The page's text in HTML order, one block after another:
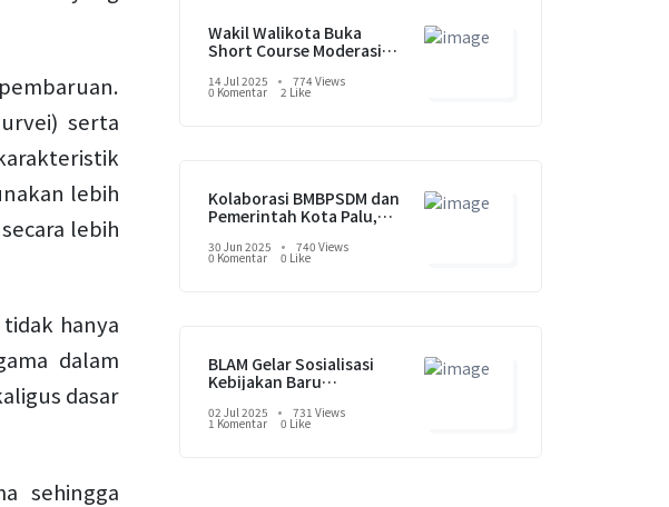
serta
lebih
lebih
hanya
dalam
dasar
sehingga
Wakil Walikota Buka
Short Course Moderasi
Karakter Moderat Gen Z di
Palu
14 Jul 2025 774 Views
0 Komentar 2 Like
Kolaborasi BMBPSDM dan
Pemerintah Kota Palu,
Berbasis Data
30 Jun 2025 740 Views
0 Komentar 0 Like
BLAM Gelar Sosialisasi
Kebijakan Baru
Integritas
02 Jul 2025 731 Views
1 Komentar 0 Like